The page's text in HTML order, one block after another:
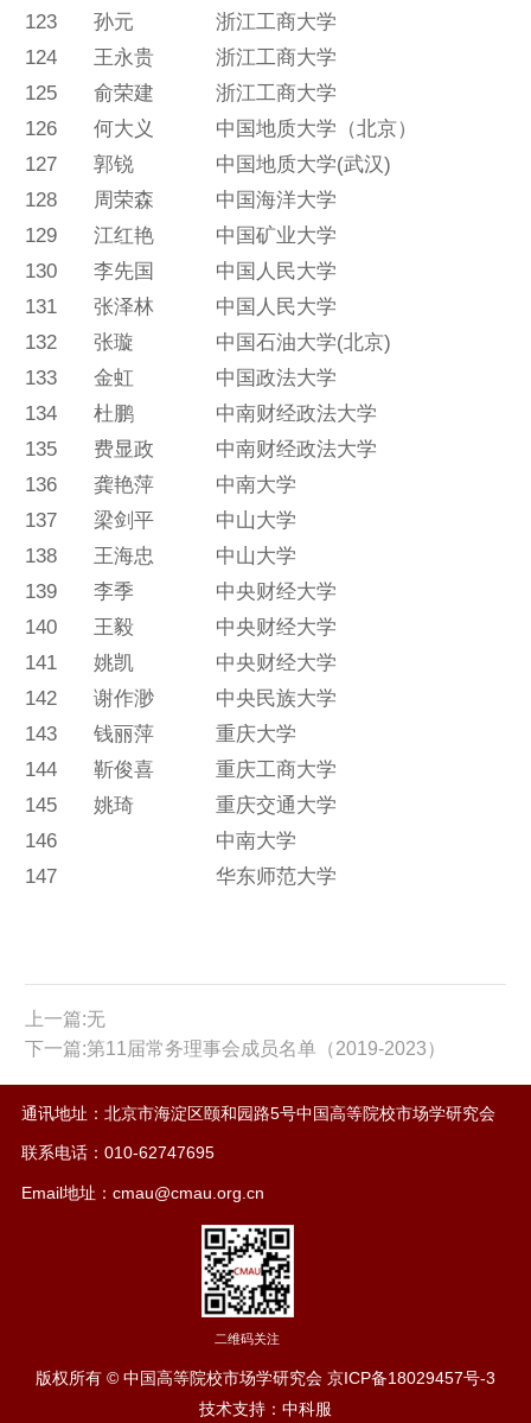
123
孙元
浙江工商大学
124
王永贵
浙江工商大学
125
俞荣建
浙江工商大学
126
何大义
中国地质大学（北京）
127
郭锐
中国地质大学(武汉)
128
周荣森
中国海洋大学
129
江红艳
中国矿业大学
130
李先国
中国人民大学
131
张泽林
中国人民大学
132
张璇
中国石油大学(北京)
133
金虹
中国政法大学
134
杜鹏
中南财经政法大学
135
费显政
中南财经政法大学
136
龚艳萍
中南大学
137
梁剑平
中山大学
138
王海忠
中山大学
139
李季
中央财经大学
140
王毅
中央财经大学
141
姚凯
中央财经大学
142
谢作渺
中央民族大学
143
钱丽萍
重庆大学
144
靳俊喜
重庆工商大学
145
姚琦
重庆交通大学
146
中南大学
147
华东师范大学
上一篇:无
下一篇:第11届常务理事会成员名单（2019-2023）
通讯地址：北京市海淀区颐和园路5号中国高等院校市场学研究会
联系电话：010-62747695
Email地址：cmau@cmau.org.cn
二维码关注
版权所有 © 中国高等院校市场学研究会 京ICP备18029457号-3
技术支持：中科服